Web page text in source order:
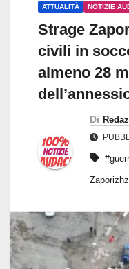
ATTUALITÀ NOTIZIE
Strage
civili in
almeno 28
Di